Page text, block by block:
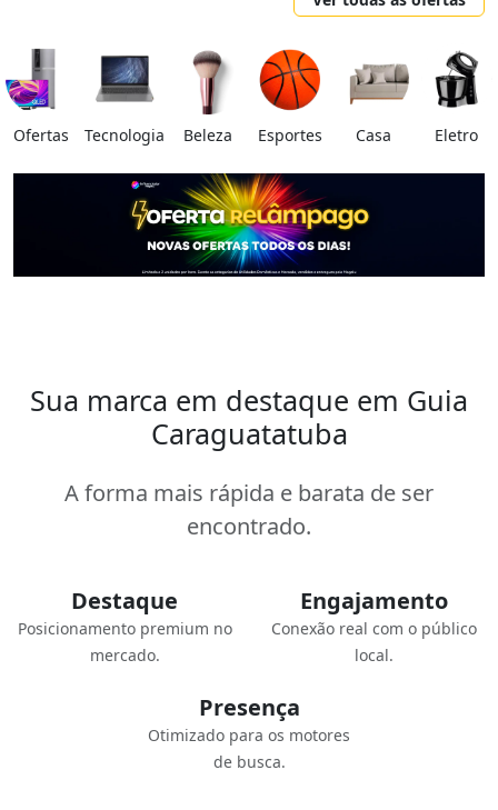
Ofertas Tecnologia Beleza Esportes Casa Eletro
Sua marca em destaque em Guia
Caraguatatuba
A forma mais rápida e barata de ser
encontrado.
Destaque
Posicionamento premium no
mercado.
Engajamento
Conexão real com o público
local.
Presença
Otimizado para os motores
de busca.